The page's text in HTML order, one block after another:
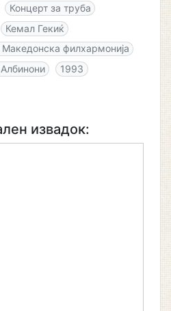
Концерт за труба
Кемал Гекиќ
филхармонија
1993
извадок: